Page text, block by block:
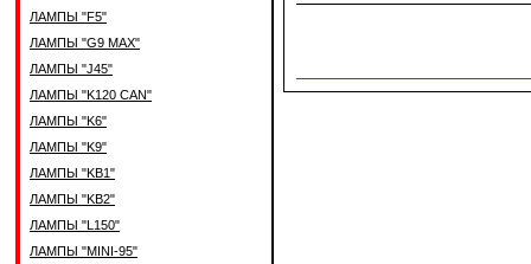
ЛАМПЫ "F5"
ЛАМПЫ "G9 MAX"
ЛАМПЫ "J45"
ЛАМПЫ "K120 CAN"
ЛАМПЫ "K6"
ЛАМПЫ "K9"
ЛАМПЫ "KB1"
ЛАМПЫ "KB2"
ЛАМПЫ "L150"
ЛАМПЫ "MINI-95"